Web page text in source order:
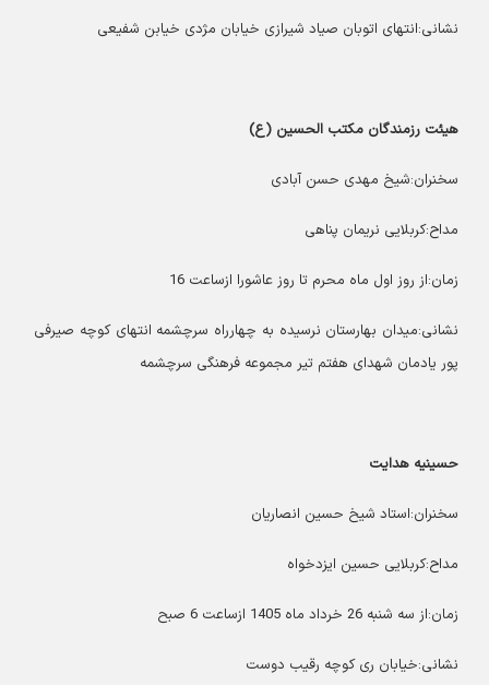
نشانی:انتهای اتوبان صیاد شیرازی خیابان مژدی خیابن شفیعی
هیئت رزمندگان مکتب الحسین (ع)
سخنران:شیخ مهدی حسن آبادی
مداح:کربلایی نریمان پناهی
زمان:از روز اول ماه محرم تا روز عاشورا ازساعت 16
نشانی:میدان بهارستان نرسیده به چهارراه سرچشمه انتهای کوچه صیرفی
پور یادمان شهدای هفتم تیر مجموعه فرهنگی سرچشمه
حسینیه هدایت
سخنران:استاد شیخ حسین انصاریان
مداح:کربلایی حسین ایزدخواه
زمان:از سه شنبه 26 خرداد ماه 1405 ازساعت 6 صبح
نشانی:خیابان ری کوچه رقیب دوست